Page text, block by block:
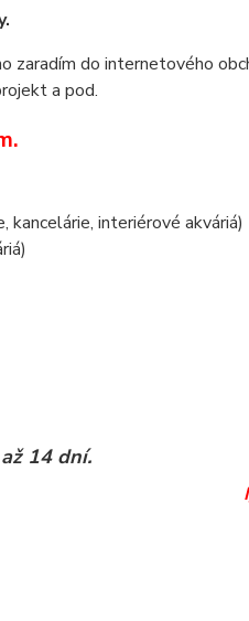
zaradím do internetového
a pod.
kancelárie, interiérové akváriá)
14 dní.